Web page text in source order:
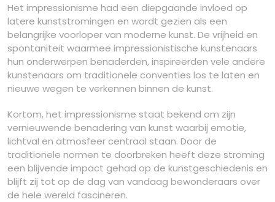
Het impressionisme had een diepgaande invloed op
latere kunststromingen en wordt gezien als een
belangrijke voorloper van moderne kunst. De vrijheid en
spontaniteit waarmee impressionistische kunstenaars
hun onderwerpen benaderden, inspireerden vele andere
kunstenaars om traditionele conventies los te laten en
nieuwe wegen te verkennen binnen de kunst.
Kortom, het impressionisme staat bekend om zijn
vernieuwende benadering van kunst waarbij emotie,
lichtval en atmosfeer centraal staan. Door de
traditionele normen te doorbreken heeft deze stroming
een blijvende impact gehad op de kunstgeschiedenis en
blijft zij tot op de dag van vandaag bewonderaars over
de hele wereld fascineren.